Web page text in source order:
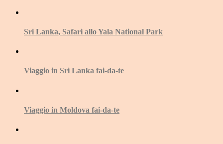
Sri Lanka, Safari allo Yala National Park
Viaggio in Sri Lanka fai-da-te
Viaggio in Moldova fai-da-te